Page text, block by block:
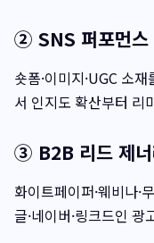
② SNS 퍼포먼스
숏폼·이미지·UGC 소
서 인지도 확산부터 리
③ B2B 리드 제너
화이트페이퍼·웨비나·
글·네이버·링크드인